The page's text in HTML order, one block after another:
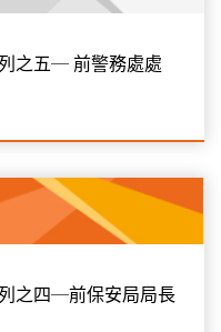
之五─ 前警務處處
之四─前保安局局長